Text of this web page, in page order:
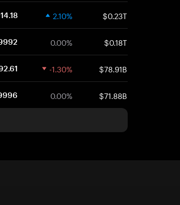
2.10% $0.23T
0.00% $0.18T
-1.30% $78.91B
0.00% $71.88B